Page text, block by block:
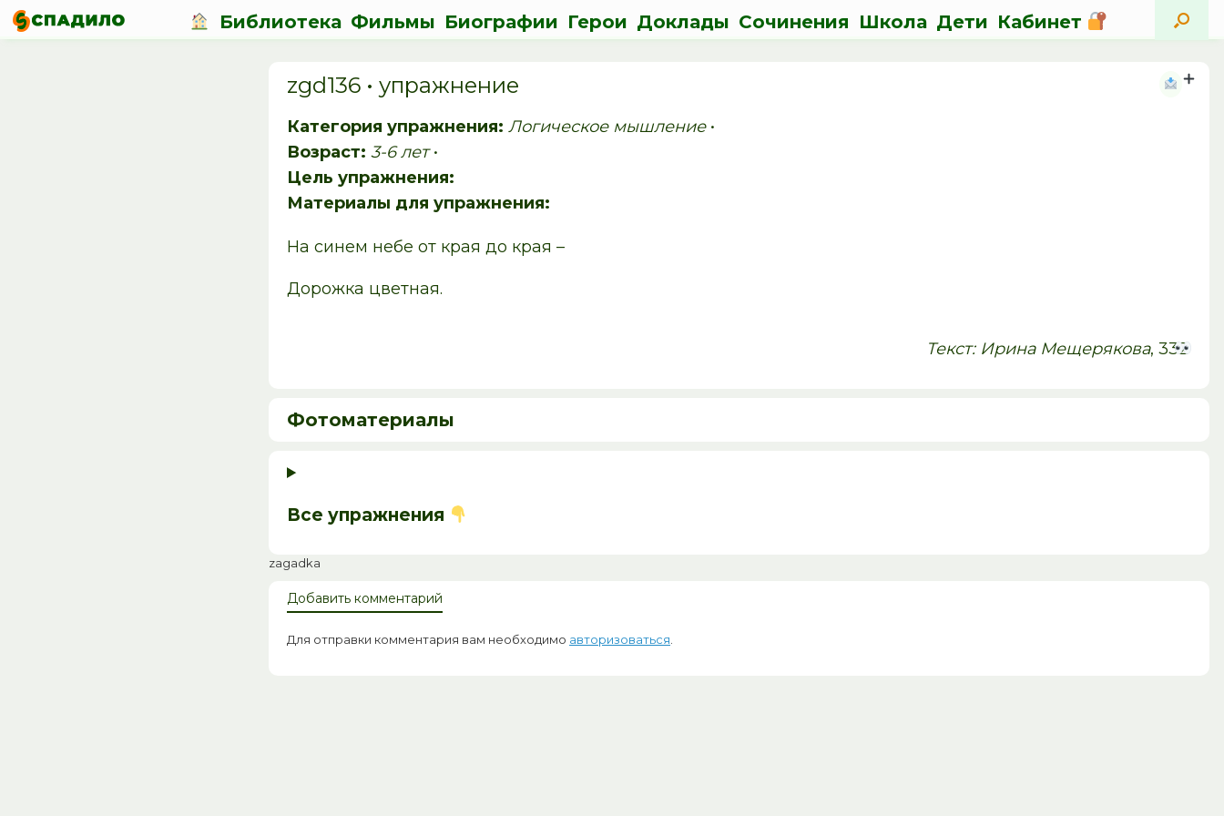
Библиотека Фильмы Биографии Герои Доклады Сочинения Школа Дети Кабинет
zgd136 • упражнение
Категория упражнения:Логическое мышление•
Возраст:3-6 лет•
Цель упражнения:
Материалы для упражнения:
На синем небе от края до края –
Дорожка цветная.
Текст: Ирина Мещерякова, 332
Фотоматериалы
Все упражнения
zagadka
Добавить комментарий
Для отправки комментария вам необходимо авторизоваться